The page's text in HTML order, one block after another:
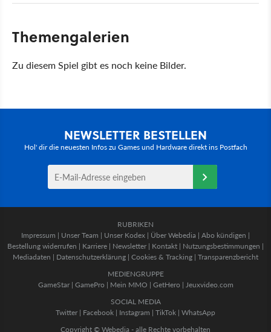
Themengalerien
Zu diesem Spiel gibt es noch keine Bilder.
NEWSLETTER BESTELLEN
Hol' dir die neuesten Infos zu Games und Hardware direkt ins Postfach
RUBRIKEN
Impressum | Unser Team | Unser Kodex | Über Webedia | Abo kündigen |
Bestellung widerrufen | Karriere | Newsletter | Kontakt | Nutzungsbestimmungen |
Mediadaten | Datenschutzerklärung | Cookies & Tracking | Transparenzbericht
MEDIENGRUPPE
GameStar| GamePro | Mein MMO | GetHero | Jeuxvideo.com
SOCIAL MEDIA
Twitter | Facebook | Instagram | TikTok | WhatsApp
Copyright © Webedia - alle Rechte vorbehalten